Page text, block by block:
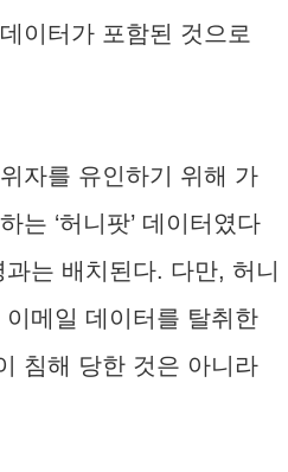
이터가 포함된 것으로
자를 유인하기 위해 가
는 ‘허니팟’ 데이터였다
는 배치된다. 다만, 허니
메일 데이터를 탈취한
침해 당한 것은 아니라